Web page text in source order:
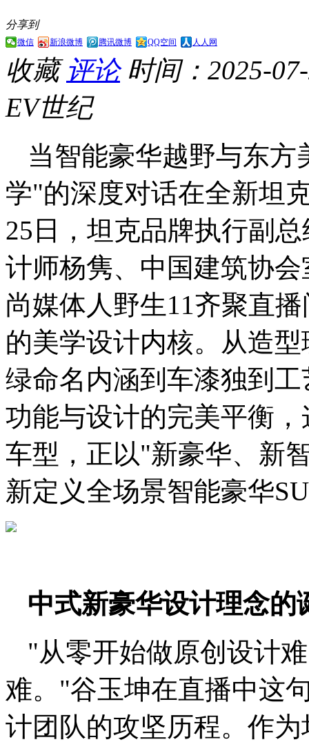
分享到
微信 新浪微博 腾讯微博 QQ空间 人人网
收藏 评论 时间：2025-
EV世纪
当智能豪华越野与东
学"的深度对话在全新坦
25日，坦克品牌执行副
计师杨隽、中国建筑协
尚媒体人野生11齐聚直
的美学设计内核。从造
绿命名内涵到车漆独到
功能与设计的完美平衡
车型，正以"新豪华、新
新定义全场景智能豪华
中式新豪华设计理念
"从零开始做原创设计
难。"谷玉坤在直播中这
计团队的攻坚历程。作